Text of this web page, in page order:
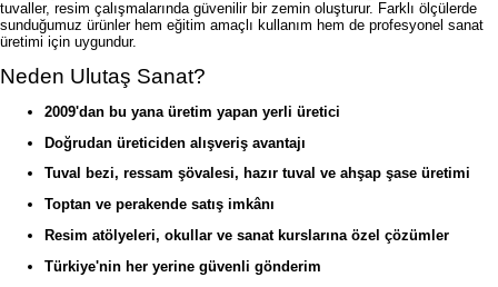
tuvaller, resim çalışmalarında güvenilir bir zemin oluşturur. Farklı ölçülerde
sunduğumuz ürünler hem eğitim amaçlı kullanım hem de profesyonel sanat
üretimi için uygundur.
Neden Ulutaş Sanat?
2009'dan bu yana üretim yapan yerli üretici
Doğrudan üreticiden alışveriş avantajı
Tuval bezi, ressam şövalesi, hazır tuval ve ahşap şase üretimi
Toptan ve perakende satış imkânı
Resim atölyeleri, okullar ve sanat kurslarına özel çözümler
Türkiye'nin her yerine güvenli gönderim